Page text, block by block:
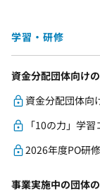
学習・研修
資金分配団体向け
資金分配団体向
「10の力」学
2026年度PO研
事業実施中の団体